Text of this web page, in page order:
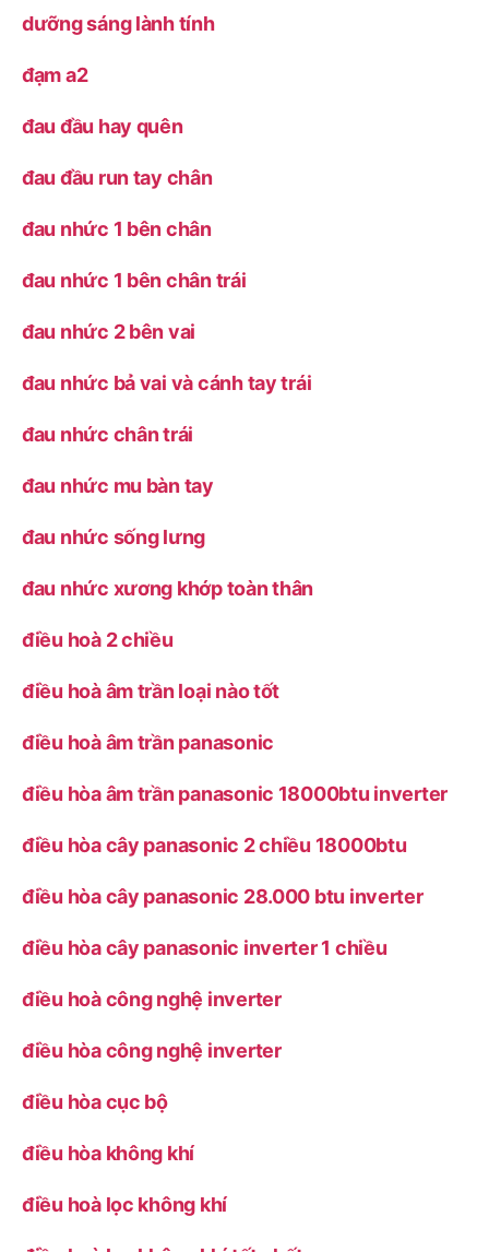
dưỡng sáng lành tính
đạm a2
đau đầu hay quên
đau đầu run tay chân
đau nhức 1 bên chân
đau nhức 1 bên chân trái
đau nhức 2 bên vai
đau nhức bả vai và cánh tay trái
đau nhức chân trái
đau nhức mu bàn tay
đau nhức sống lưng
đau nhức xương khớp toàn thân
điều hoà 2 chiều
điều hoà âm trần loại nào tốt
điều hoà âm trần panasonic
điều hòa âm trần panasonic 18000btu inverter
điều hòa cây panasonic 2 chiều 18000btu
điều hòa cây panasonic 28.000 btu inverter
điều hòa cây panasonic inverter 1 chiều
điều hoà công nghệ inverter
điều hòa công nghệ inverter
điều hòa cục bộ
điều hòa không khí
điều hoà lọc không khí